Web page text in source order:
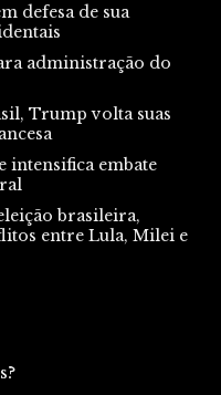
defesa de sua
administração do
Trump volta suas
intensifica embate
brasileira,
entre Lula, Milei e